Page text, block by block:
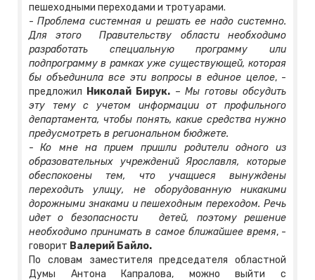
пешеходными переходами и тротуарами.
-Проблема системная и решать ее надо системно.
Для этого Правительству области необходимо
разработать специальную программу или
подпрограмму в рамках уже существующей, которая
бы объединила все эти вопросы в единое целое, -
предложил Николай Бирук. – Мы готовы обсудить
эту тему с учетом информации от профильного
департамента, чтобы понять, какие средства нужно
предусмотреть в региональном бюджете.
-Ко мне на прием пришли родители одного из
образовательных учреждений Ярославля, которые
обеспокоены тем, что учащиеся вынуждены
переходить улицу, не оборудованную никакими
дорожными знаками и пешеходным переходом. Речь
идет о безопасности детей, поэтому решение
необходимо принимать в самое ближайшее время, -
говорит Валерий Байло.
По словам заместителя председателя областной
Думы Антона Капралова, можно выйти с